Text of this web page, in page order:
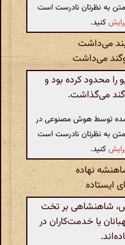
متن به نظرتان نادرست است
کنید.
می‌داشت
می‌داشت
محدود کرده بود و
می‌گذاشت.
شده توسط هوش مصنوعی در
متن به نظرتان نادرست است
کنید.
نهاده
ایستاده
شاهنشاهی بر تخت
یا خدمت‌کاران در